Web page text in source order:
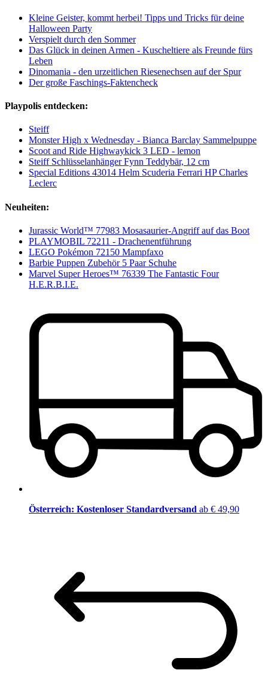
Kleine Geister, kommt herbei! Tipps und Tricks für deine
Halloween Party
Verspielt durch den Sommer
Das Glück in deinen Armen - Kuscheltiere als Freunde fürs
Leben
Dinomania - den urzeitlichen Riesenechsen auf der Spur
Der große Faschings-Faktencheck
Playpolis entdecken:
Steiff
Monster High x Wednesday - Bianca Barclay Sammelpuppe
Scoot and Ride Highwaykick 3 LED - lemon
Steiff Schlüsselanhänger Fynn Teddybär, 12 cm
Special Editions 43014 Helm Scuderia Ferrari HP Charles
Leclerc
Neuheiten:
Jurassic World™ 77983 Mosasaurier-Angriff auf das Boot
PLAYMOBIL 72211 - Drachenentführung
LEGO Pokémon 72150 Mampfaxo
Barbie Puppen Zubehör 5 Paar Schuhe
Marvel Super Heroes™ 76339 The Fantastic Four
H.E.R.B.I.E.
Österreich: Kostenloser Standardversand ab € 49,90